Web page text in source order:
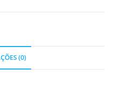
(0)